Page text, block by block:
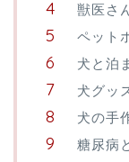
獣医さ
ペット
犬と泊
犬グッ
犬の手
糖尿病